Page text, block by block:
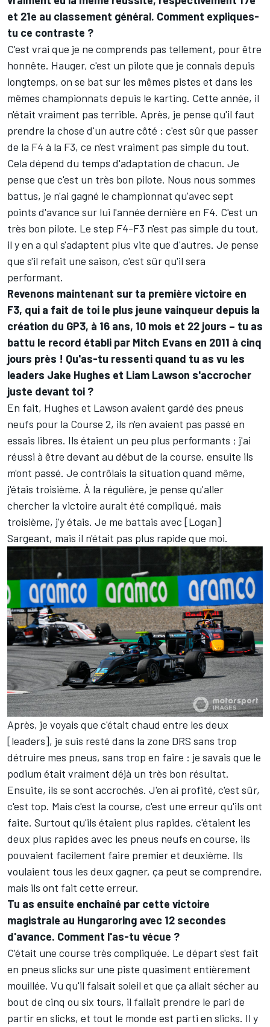
et 21e au classement général. Comment expliques-
tu ce contraste ?
C'est vrai que je ne comprends pas tellement, pour être
honnête. Hauger, c'est un pilote que je connais depuis
longtemps, on se bat sur les mêmes pistes et dans les
mêmes championnats depuis le karting. Cette année, il
n'était vraiment pas terrible. Après, je pense qu'il faut
prendre la chose d'un autre côté : c'est sûr que passer
de la F4 à la F3, ce n'est vraiment pas simple du tout.
Cela dépend du temps d'adaptation de chacun. Je
pense que c'est un très bon pilote. Nous nous sommes
battus, je n'ai gagné le championnat qu'avec sept
points d'avance sur lui l'année dernière en F4. C'est un
très bon pilote. Le step F4-F3 n'est pas simple du tout,
il y en a qui s'adaptent plus vite que d'autres. Je pense
que s'il refait une saison, c'est sûr qu'il sera
performant.
Revenons maintenant sur ta première victoire en
F3, qui a fait de toi le plus jeune vainqueur depuis la
création du GP3, à 16 ans, 10 mois et 22 jours – tu as
battu le record établi par Mitch Evans en 2011 à cinq
jours près ! Qu'as-tu ressenti quand tu as vu les
leaders Jake Hughes et Liam Lawson s'accrocher
juste devant toi ?
En fait, Hughes et Lawson avaient gardé des pneus
neufs pour la Course 2, ils n'en avaient pas passé en
essais libres. Ils étaient un peu plus performants ; j'ai
réussi à être devant au début de la course, ensuite ils
m'ont passé. Je contrôlais la situation quand même,
j'étais troisième. À la régulière, je pense qu'aller
chercher la victoire aurait été compliqué, mais
troisième, j'y étais. Je me battais avec [Logan]
Sargeant, mais il n'était pas plus rapide que moi.
Après, je voyais que c'était chaud entre les deux
[leaders], je suis resté dans la zone DRS sans trop
détruire mes pneus, sans trop en faire : je savais que le
podium était vraiment déjà un très bon résultat.
Ensuite, ils se sont accrochés. J'en ai profité, c'est sûr,
c'est top. Mais c'est la course, c'est une erreur qu'ils ont
faite. Surtout qu'ils étaient plus rapides, c'étaient les
deux plus rapides avec les pneus neufs en course, ils
pouvaient facilement faire premier et deuxième. Ils
voulaient tous les deux gagner, ça peut se comprendre,
mais ils ont fait cette erreur.
Tu as ensuite enchaîné par cette victoire
magistrale au Hungaroring avec 12 secondes
d'avance. Comment l'as-tu vécue ?
C'était une course très compliquée. Le départ s'est fait
en pneus slicks sur une piste quasiment entièrement
mouillée. Vu qu'il faisait soleil et que ça allait sécher au
bout de cinq ou six tours, il fallait prendre le pari de
partir en slicks, et tout le monde est parti en slicks. Il y